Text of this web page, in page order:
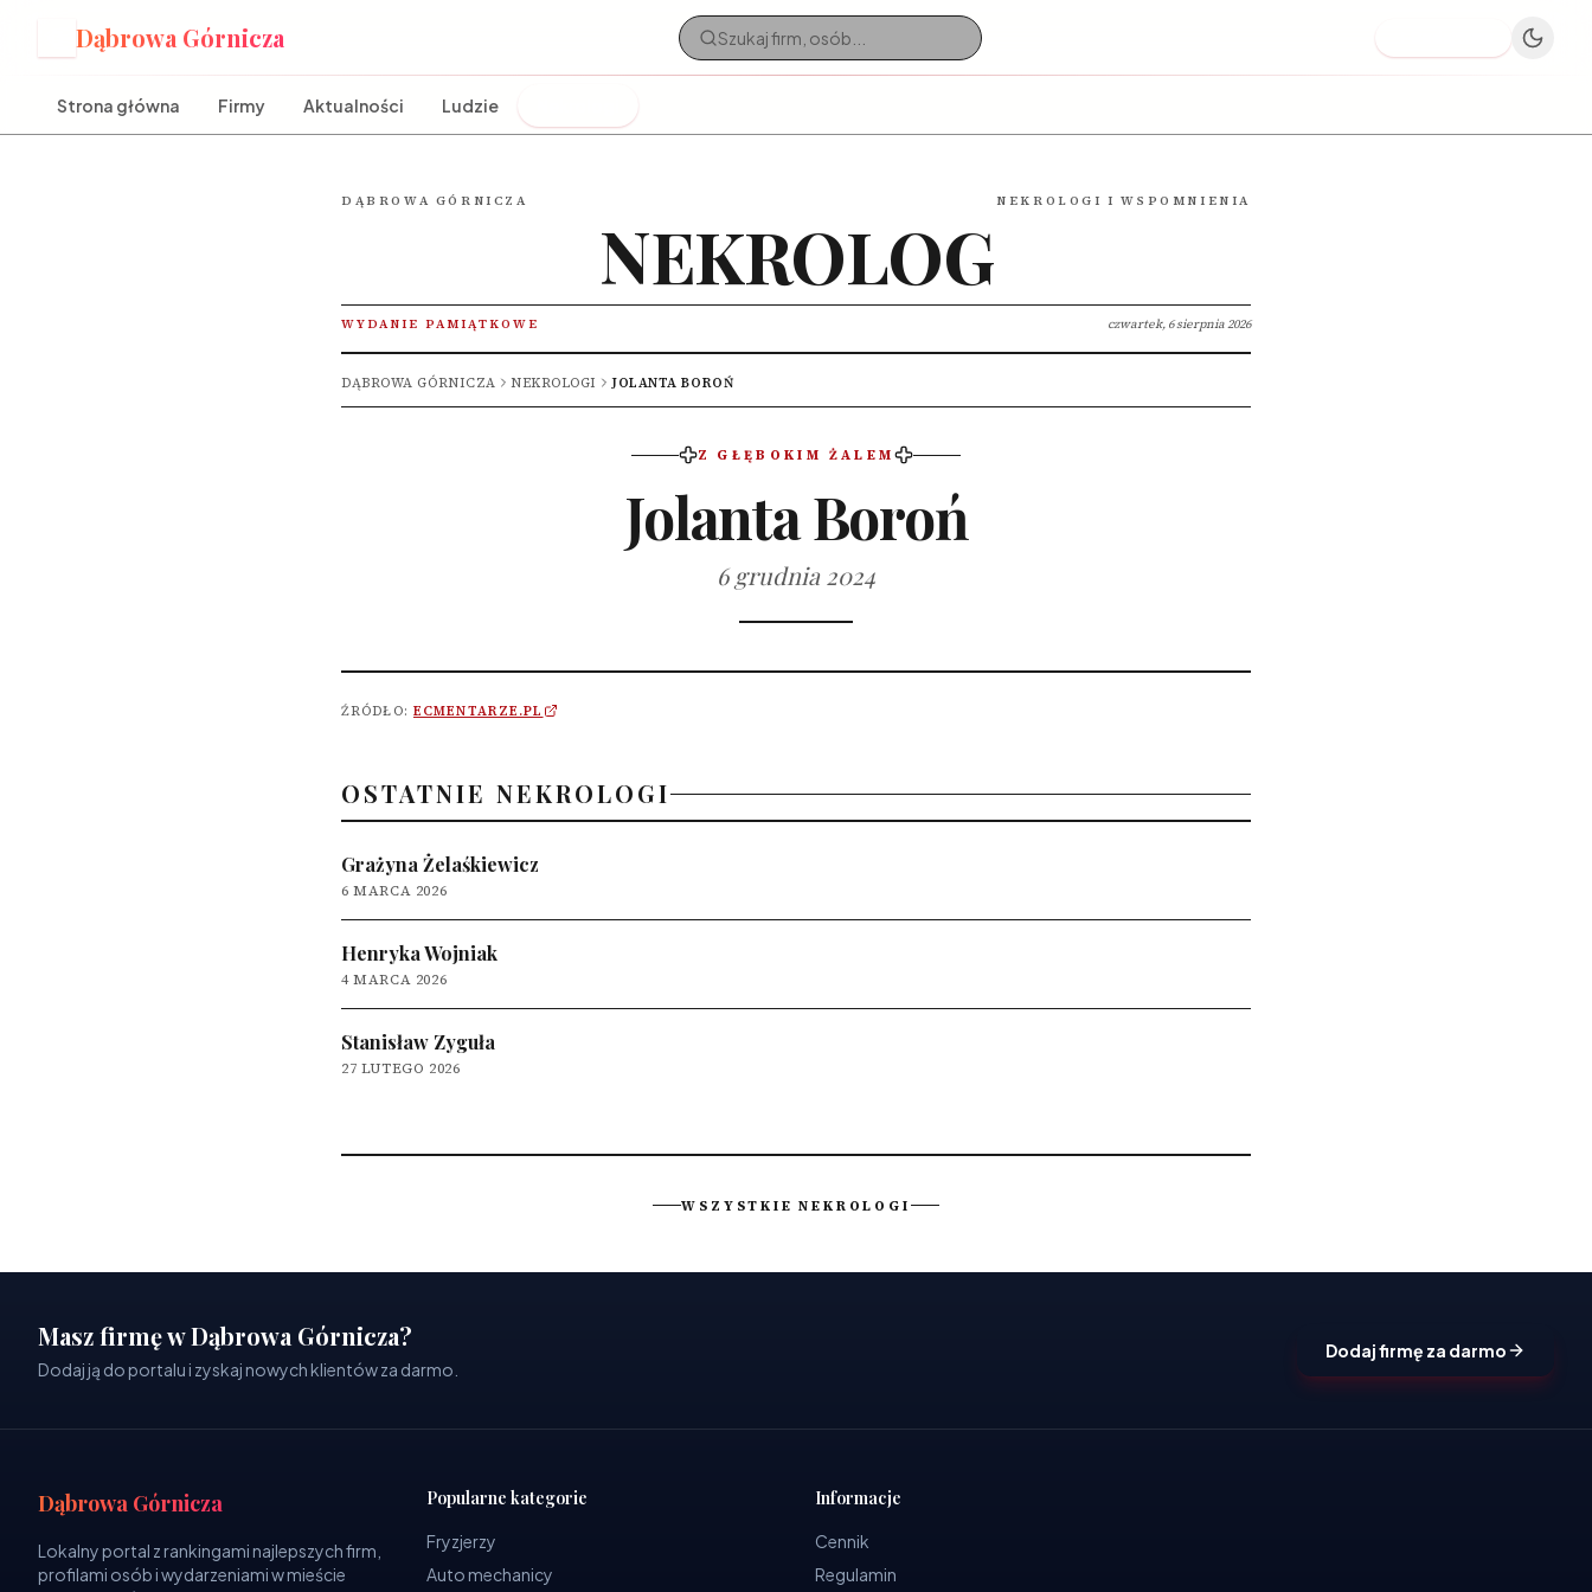
Dąbrowa Górnicza
Strona główna Firmy Aktualności Ludzie
DĄBROWA GÓRNICZA NEKROLOGI I WSPOMNIENIA
NEKROLOG
WYDANIE PAMIĄTKOWE czwartek, 6 sierpnia 2026
DĄBROWA GÓRNICZA NEKROLOGI JOLANTA BOROŃ
Z GŁĘBOKIM ŻALEM
Jolanta Boroń
6 grudnia 2024
ŹRÓDŁO: ECMENTARZE.PL
OSTATNIE NEKROLOGI
Grażyna Żelaśkiewicz
6 MARCA 2026
Henryka Wojniak
4 MARCA 2026
Stanisław Zyguła
27 LUTEGO 2026
WSZYSTKIE NEKROLOGI
Masz firmę w Dąbrowa Górnicza?
Dodaj ją do portalu i zyskaj nowych klientów za darmo.
Dodaj firmę za darmo
Dąbrowa Górnicza
Lokalny portal z rankingami najlepszych firm,
profilami osób i wydarzeniami w mieście
Popularne kategorie
Fryzjerzy
Auto mechanicy
Informacje
Cennik
Regulamin